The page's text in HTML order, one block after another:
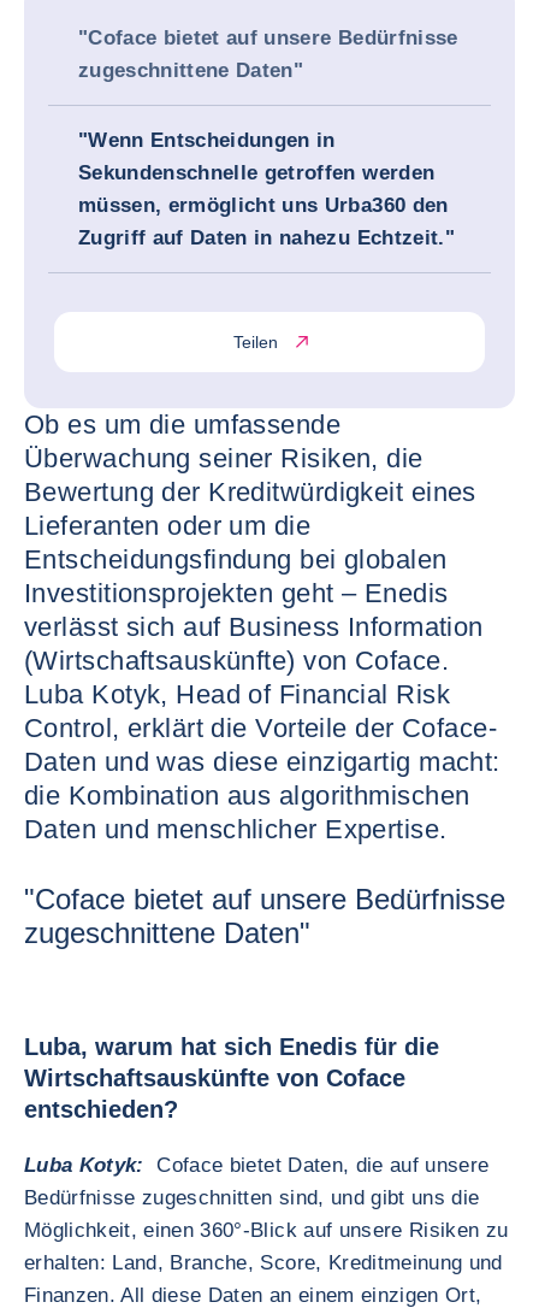
"Coface bietet auf unsere Bedürfnisse
zugeschnittene Daten"
"Wenn Entscheidungen in
Sekundenschnelle getroffen werden
müssen, ermöglicht uns Urba360 den
Zugriff auf Daten in nahezu Echtzeit."
Teilen
Ob es um die umfassende
Überwachung seiner Risiken, die
Bewertung der Kreditwürdigkeit eines
Lieferanten oder um die
Entscheidungsfindung bei globalen
Investitionsprojekten geht – Enedis
verlässt sich auf Business Information
(Wirtschaftsauskünfte) von Coface.
Luba Kotyk, Head of Financial Risk
Control, erklärt die Vorteile der Coface-
Daten und was diese einzigartig macht:
die Kombination aus algorithmischen
Daten und menschlicher Expertise.
"Coface bietet auf unsere Bedürfnisse
zugeschnittene Daten"
Luba, warum hat sich Enedis für die
Wirtschaftsauskünfte von Coface
entschieden?
Luba Kotyk:Coface bietet Daten, die auf unsere
Bedürfnisse zugeschnitten sind, und gibt uns die
Möglichkeit, einen 360°-Blick auf unsere Risiken zu
erhalten: Land, Branche, Score, Kreditmeinung und
Finanzen. All diese Daten an einem einzigen Ort,